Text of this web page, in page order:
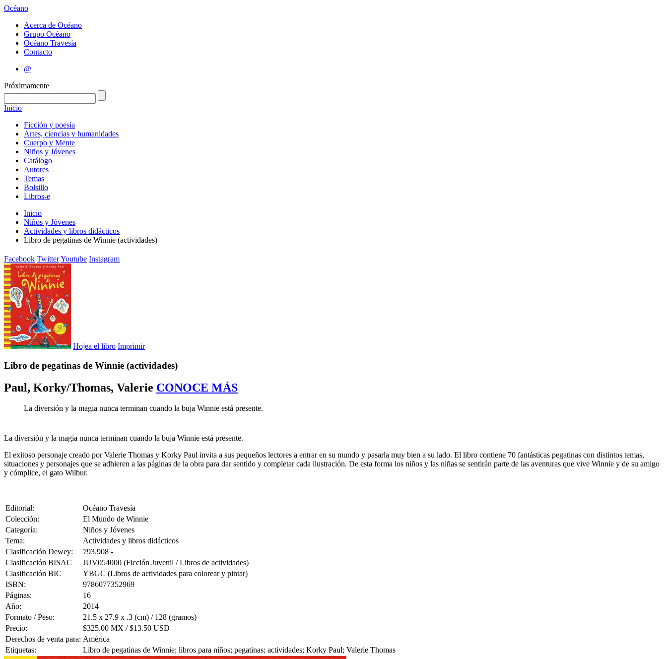
Océano
Acerca de Océano
Grupo Océano
Océano Travesía
Contacto
@
Próximamente
Inicio
Ficción y poesía
Artes, ciencias y humanidades
Cuerpo y Mente
Niños y Jóvenes
Catálogo
Autores
Temas
Bolsillo
Libros-e
Inicio
Niños y Jóvenes
Actividades y libros didácticos
Libro de pegatinas de Winnie (actividades)
Facebook TwitterYoutube Instagram
Hojea el libro Imprimir
Libro de pegatinas de Winnie (actividades)
Paul, Korky/Thomas, Valerie CONOCE MÁS
La diversión y la magia nunca terminan cuando la buja Winnie está presente.
La diversión y la magia nunca terminan cuando la buja Winnie está presente.
El exitoso personaje creado por Valerie Thomas y Korky Paul invita a sus pequeños lectores a entrar en su mundo y pasarla muy bien a su lado. El libro contiene 70 fantásticas pegatinas con distintos temas,
situaciones y personajes que se adhieren a las páginas de la obra para dar sentido y completar cada ilustración. De esta forma los niños y las niñas se sentirán parte de las aventuras que vive Winnie y de su amigo
y cómplice, el gato Wilbur.
Editorial:
Océano Travesía
Colección:
El Mundo de Winnie
Categoría:
Niños y Jóvenes
Tema:
Actividades y libros didácticos
Clasificación Dewey:
793.908 -
Clasificación BISAC
JUV054000 (Ficción Juvenil / Libros de actividades)
Clasificación BIC
YBGC (Libros de actividades para colorear y pintar)
ISBN:
9786077352969
Páginas:
16
Año:
2014
Formato / Peso:
21.5 x 27.9 x .3 (cm) / 128 (gramos)
Precio:
$325.00 MX / $13.50 USD
Derechos de venta para: América
Etiquetas:
Libro de pegatinas de Winnie; libros para niños; pegatinas; actividades; Korky Paul; Valerie Thomas